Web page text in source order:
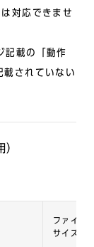
対応できませ
記載の「動作
されていない
ファイル
サイズ